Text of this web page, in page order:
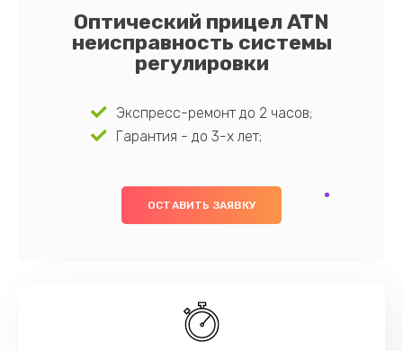
Оптический прицел ATN
неисправность системы
регулировки
Экспресс-ремонт до 2 часов;
Гарантия - до 3-х лет;
ОСТАВИТЬ ЗАЯВКУ